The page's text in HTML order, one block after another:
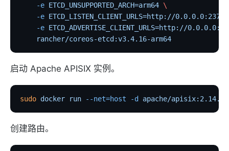
    -e
ETCD_UNSUPPORTED_ARCH=arm64 \
    -e
ETCD_LISTEN_CLIENT_URLS=http://0.0.0.0:2379
    -e
ETCD_ADVERTISE_CLIENT_URLS=http://
    rancher/coreos-etcd:v3.4.16-arm64
启动 Apache APISIX 实例。
sudo docker run --net=host -d apache/
创建路由。